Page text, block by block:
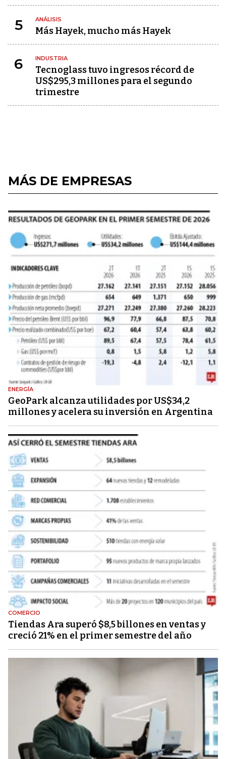
5 ANÁLISIS
Más Hayek, mucho más Hayek
6 INDUSTRIA
Tecnoglass tuvo ingresos récord de
US$295,3 millones para el segundo
trimestre
MÁS DE EMPRESAS
ENERGÍA
GeoPark alcanza utilidades por US$34,2
millones y acelera su inversión en Argentina
COMERCIO
Tiendas Ara superó $8,5 billones en ventas y
creció 21% en el primer semestre del año